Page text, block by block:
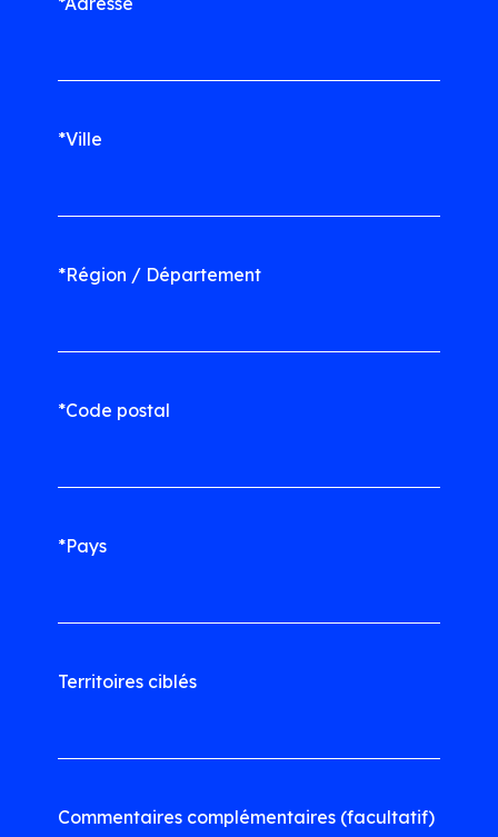
*Ville
*Région / Département
*Code postal
*Pays
Territoires ciblés
Commentaires complémentaires (facultatif)